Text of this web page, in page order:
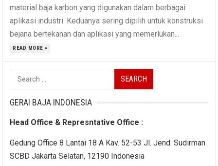
material baja karbon yang digunakan dalam berbagai
aplikasi industri. Keduanya sering dipilih untuk konstruksi
bejana bertekanan dan aplikasi yang memerlukan...
READ MORE »
Search
for:
GERAI BAJA INDONESIA
Head Office & Represntative Office :
Gedung Office 8 Lantai 18 A Kav. 52-53 Jl. Jend. Sudirman
SCBD Jakarta Selatan, 12190 Indonesia